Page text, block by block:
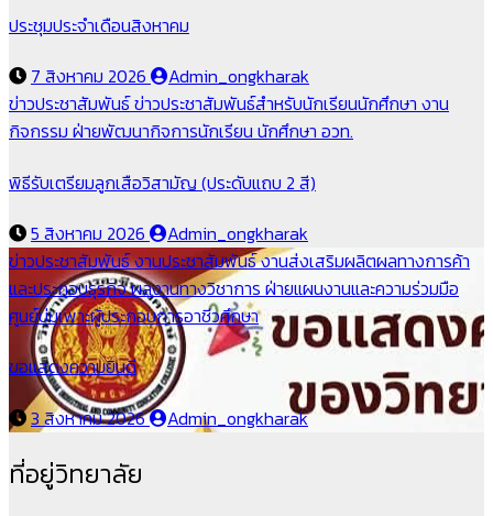
ประชุมประจำเดือนสิงหาคม
7 สิงหาคม 2026
Admin_ongkharak
ข่าวประชาสัมพันธ์ข่าวประชาสัมพันธ์สำหรับนักเรียนนักศึกษา งาน
กิจกรรม ฝ่ายพัฒนากิจการนักเรียน นักศึกษา อวท.
พิธีรับเตรียมลูกเสือวิสามัญ (ประดับแถบ 2 สี)
5 สิงหาคม 2026
Admin_ongkharak
ข่าวประชาสัมพันธ์งานประชาสัมพันธ์งานส่งเสริมผลิตผลทางการค้า
และประกอบธุรกิจผลงานทางวิชาการ ฝ่ายแผนงานและความร่วมมือ
ศูนย์บ่มเพาะผู้ประกอบการอาชีวศึกษา
ขอแสดงความยินดี
3 สิงหาคม 2026
Admin_ongkharak
ที่อยู่วิทยาลัย